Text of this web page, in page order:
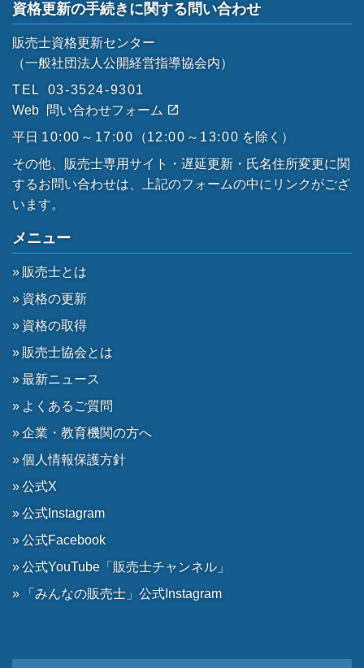
資格更新の手続きに関する問い合わせ
販売士資格更新センター
（一般社団法人公開経営指導協会内）
TEL
03-3524-9301
Web
問い合わせフォーム
平日 10:00～17:00 （12:00～13:00 を除く）
その他、販売士専用サイト・遅延更新・氏名住所変更に関
するお問い合わせは、上記のフォームの中にリンクがござ
います。
メニュー
販売士とは
資格の更新
資格の取得
販売士協会とは
最新ニュース
よくあるご質問
企業・教育機関の方へ
個人情報保護方針
公式X
公式Instagram
公式Facebook
公式YouTube「販売士チャンネル」
「みんなの販売士」公式Instagram